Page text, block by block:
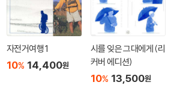
자전거여행 1
10% 14,400원
시를 잊은 그대에게 (리
커버 에디션)
10% 13,500원